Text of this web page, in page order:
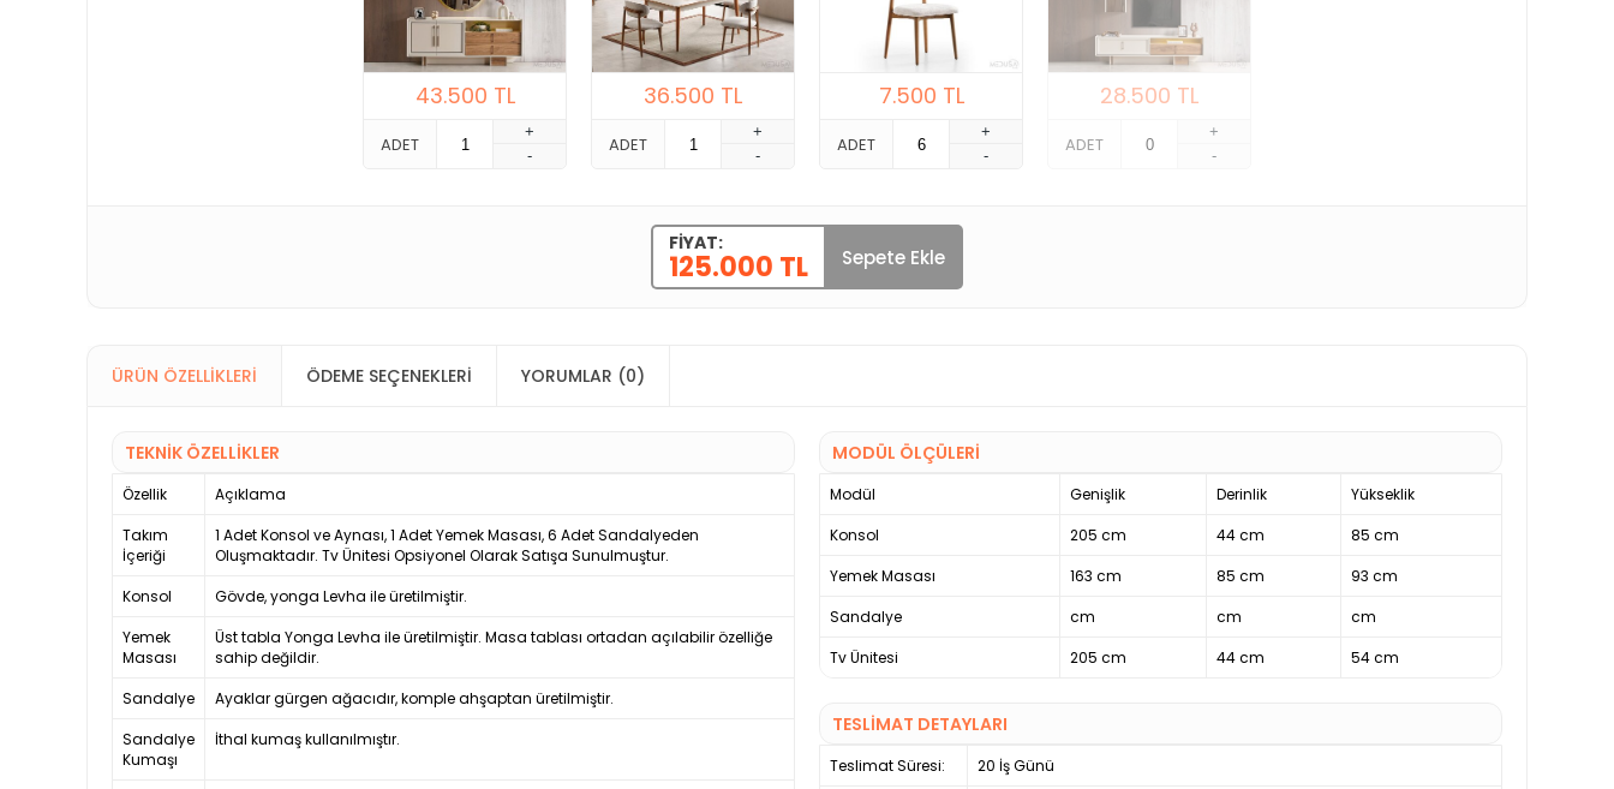
43.500 TL
ADET
+
-
36.500 TL
ADET
+
-
7.500 TL
ADET
+
-
28.500 TL
ADET
+
-
FIYAT:
125.000 TL Sepete Ekle
ÜRÜN ÖZELLIKLERI ÖDEME SEÇENEKLERI YORUMLAR (0)
TEKNİK ÖZELLİKLER
Özellik
Açıklama
Takım
İçeriği
1 Adet Konsol ve Aynası, 1 Adet Yemek Masası, 6 Adet Sandalyeden
Oluşmaktadır. Tv Ünitesi Opsiyonel Olarak Satışa Sunulmuştur.
Konsol
Gövde, yonga Levha ile üretilmiştir.
Yemek
Masası
Üst tabla Yonga Levha ile üretilmiştir. Masa tablası ortadan açılabilir özelliğe
sahip değildir.
Sandalye
Ayaklar gürgen ağacıdır, komple ahşaptan üretilmiştir.
Sandalye
Kumaşı
İthal kumaş kullanılmıştır.
MODÜL ÖLÇÜLERİ
Modül Genişlik Derinlik
Yükseklik
Konsol
205 cm 44 cm
85 cm
Yemek Masası
163 cm 85 cm
93 cm
Sandalye
cm cm
cm
Tv Ünitesi
205 cm 44 cm 54 cm
TESLİMAT DETAYLARI
Teslimat Süresi:
20 İş Günü